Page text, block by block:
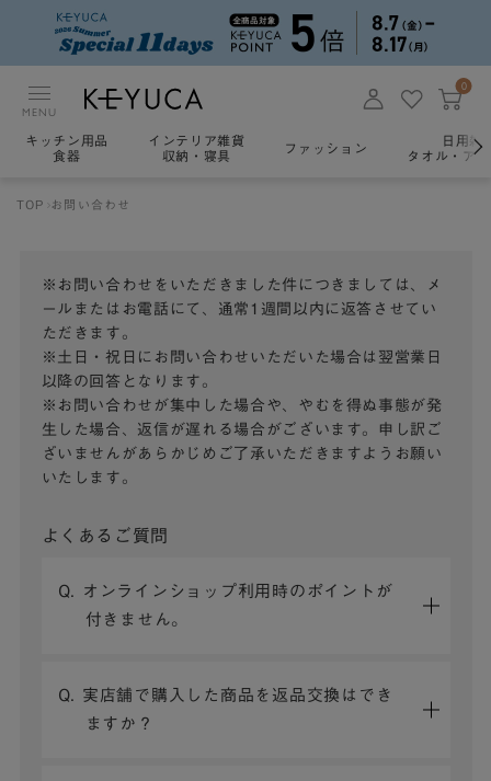
MENU
0
キッチン用品
食器
インテリア雑貨
収納・寝具
ファッション
日用雑
タオル・ア
TOP お問い合わせ
※お問い合わせをいただきました件につきましては、メ
ールまたはお電話にて、通常1週間以内に返答させてい
ただきます。
※土日・祝日にお問い合わせいただいた場合は翌営業日
以降の回答となります。
※お問い合わせが集中した場合や、やむを得ぬ事態が発
生した場合、返信が遅れる場合がございます。申し訳ご
ざいませんがあらかじめご了承いただきますようお願い
いたします。
よくあるご質問
Q. オンラインショップ利用時のポイントが
付きません。
Q. 実店舗で購入した商品を返品交換はでき
ますか？